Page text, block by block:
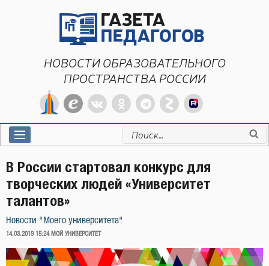
НОВОСТИ ОБРАЗОВАТЕЛЬНОГО
ПРОСТРАНСТВА РОССИИ
Искать:
В России стартовал конкурс для
творческих людей «Университет
талантов»
Новости "Моего университета"
ОПУБЛИКОВАНО
14.03.2019 15:24 МОЙ УНИВЕРСИТЕТ